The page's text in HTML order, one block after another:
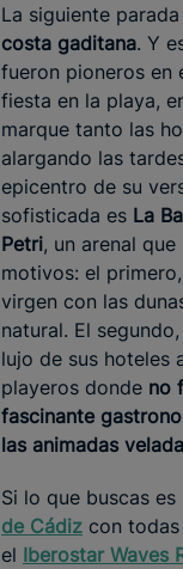
La siguiente
costa gaditana. Y
fueron pioneros en
fiesta en la playa,
marque tanto las
alargando las
epicentro de su
sofisticada es La
Petri, un arenal
motivos: el
virgen con las
natural. El
lujo de sus hoteles
playeros donde no
fascinante
las animadas
Si lo que buscas es
de Cádiz con
el Iberostar Waves